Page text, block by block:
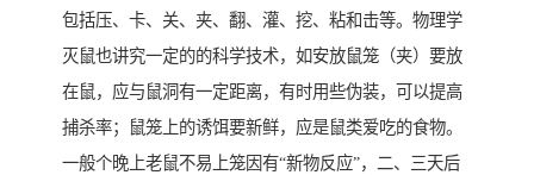
包括压、卡、关、夹、翻、灌、挖、粘和击等。物理学
灭鼠也讲究一定的的科学技术，如安放鼠笼（夹）要放
在鼠，应与鼠洞有一定距离，有时用些伪装，可以提高
捕杀率；鼠笼上的诱饵要新鲜，应是鼠类爱吃的食物。
一般个晚上老鼠不易上笼因有“新物反应”，二、三天后